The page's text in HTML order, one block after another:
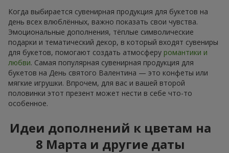
Когда выбирается сувенирная продукция для букетов на
день всех влюблённых, важно показать свои чувства.
Эмоциональные дополнения, тёплые символические
подарки и тематический декор, в который входят сувениры
для букетов, помогают создать атмосферу романтики и
любви. Самая популярная сувенирная продукция для
букетов на День святого Валентина — это конфеты или
мягкие игрушки. Впрочем, для вас и вашей второй
половинки этот презент может нести в себе что-то
особенное.
Идеи дополнений к цветам на
8 Марта и другие даты